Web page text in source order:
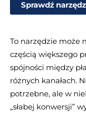
Sprawdź
To narzędzie może
częścią większego
spójności między
różnych kanałach.
potrzebne, ale w
„słabej konwersji”